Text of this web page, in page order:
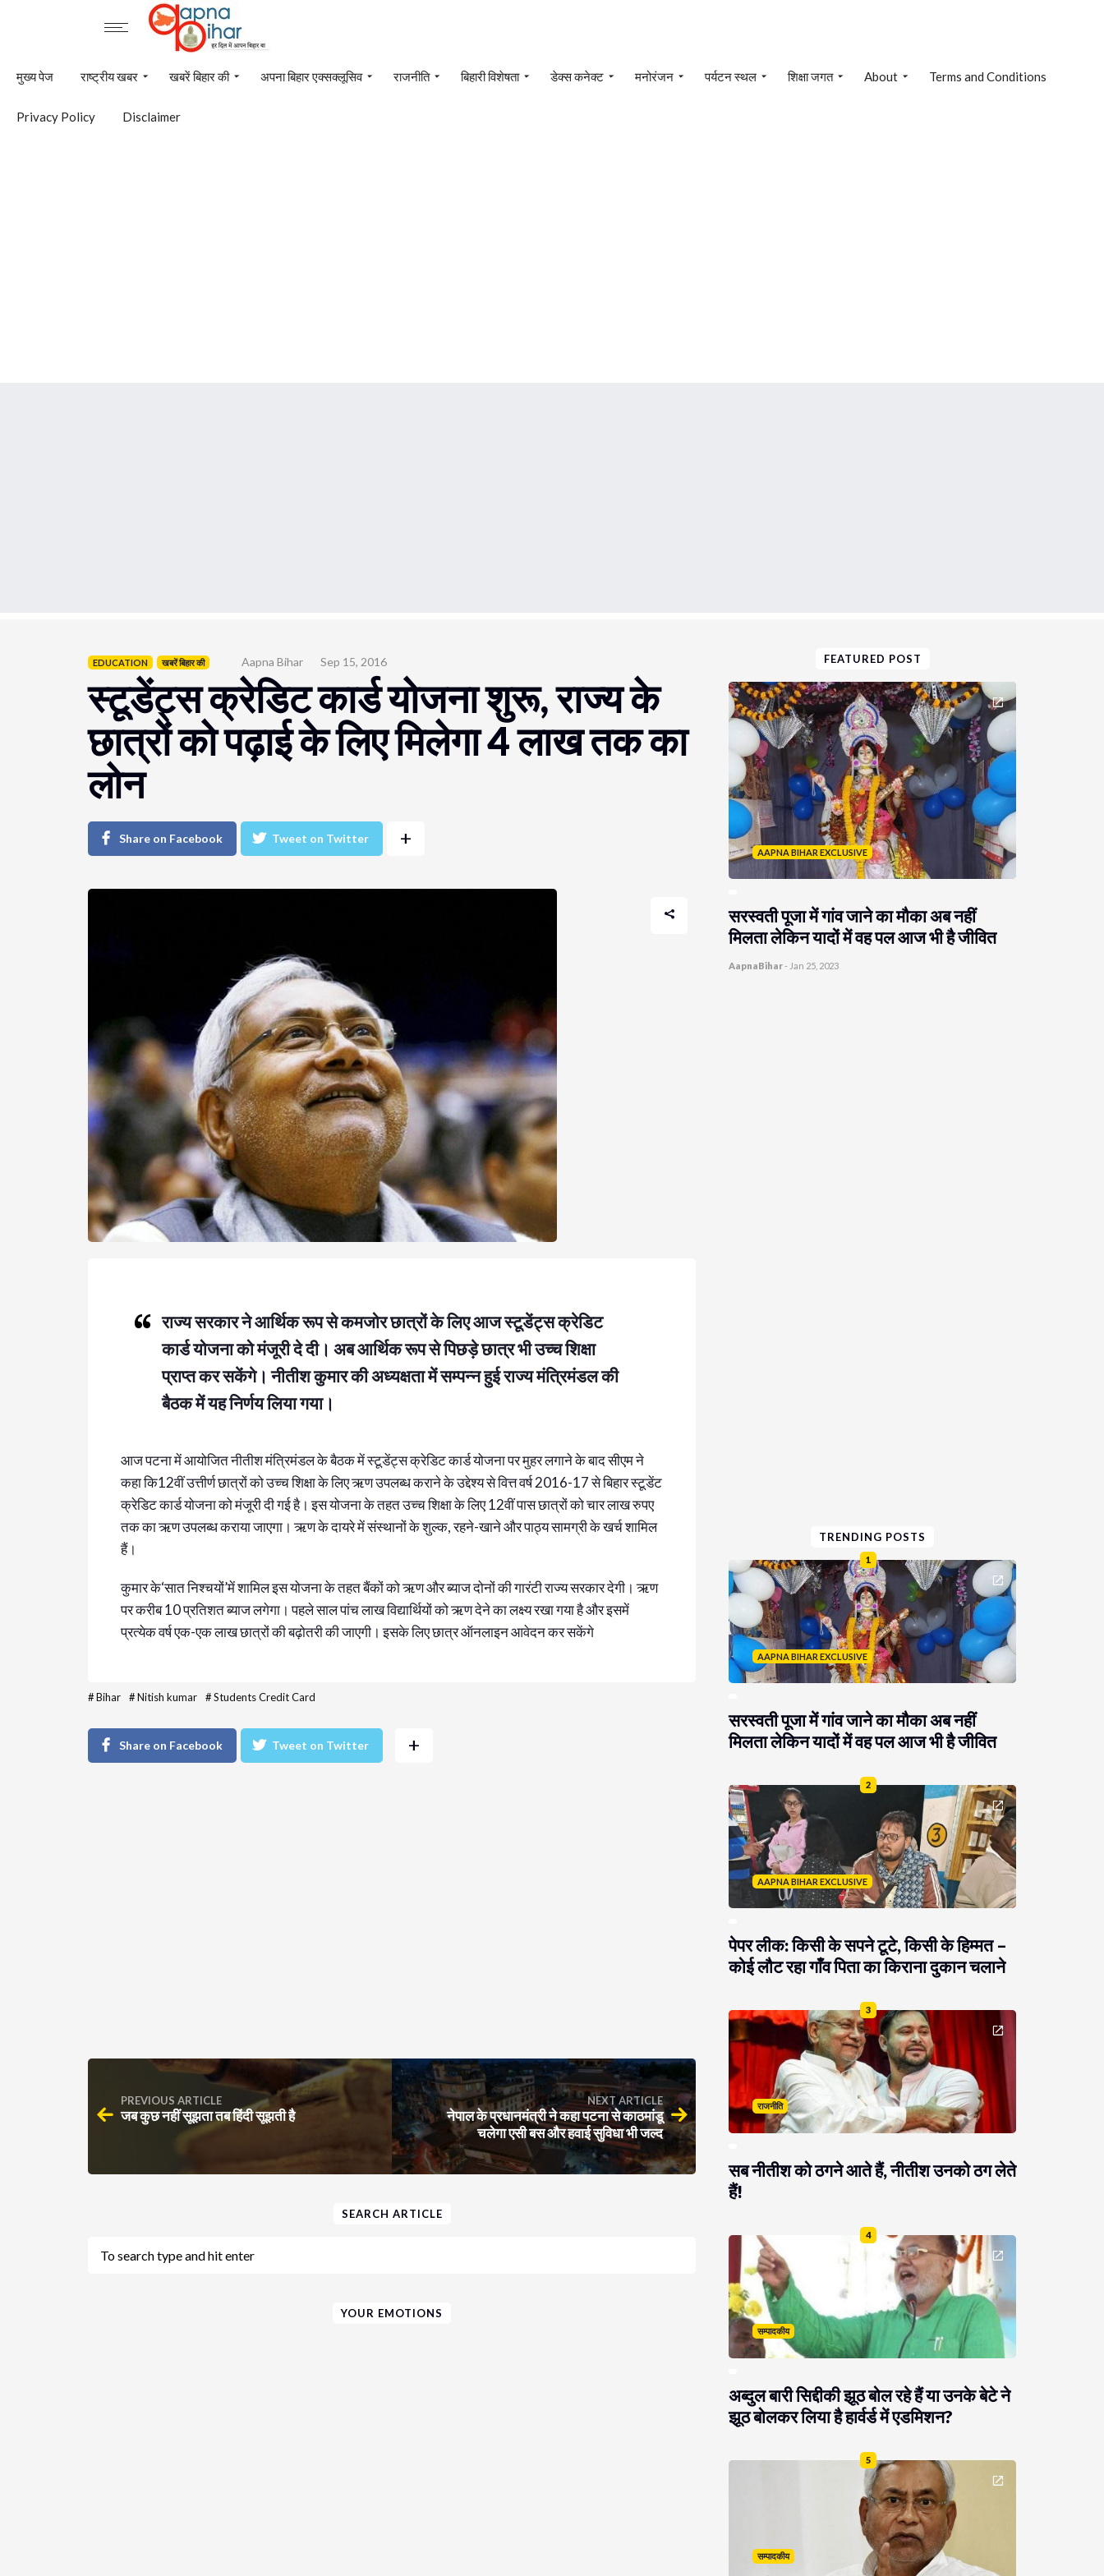
मुख्य पेज राष्ट्रीय खबर खबरें बिहार की अपना बिहार एक्सक्लूसिव राजनीति बिहारी विशेषता डेक्स कनेक्ट मनोरंजन पर्यटन स्थल शिक्षा जगत About Terms and Conditions
Privacy Policy Disclaimer
EDUCATION खबरें बिहार की Aapna Bihar Sep 15, 2016
स्टूडेंट्स क्रेडिट कार्ड योजना शुरू, राज्य के
छात्रों को पढ़ाई के लिए मिलेगा 4 लाख तक का
लोन
Share on Facebook Tweet on Twitter +
राज्य सरकार ने आर्थिक रूप से कमजोर छात्रों के लिए आज स्टूडेंट्स क्रेडिट
कार्ड योजना को मंजूरी दे दी। अब आर्थिक रूप से पिछड़े छात्र भी उच्च शिक्षा
प्राप्त कर सकेंगे। नीतीश कुमार की अध्यक्षता में सम्पन्न हुई राज्य मंत्रिमंडल की
बैठक में यह निर्णय लिया गया।
आज पटना में आयोजित नीतीश मंत्रिमंडल के बैठक में स्टूडेंट्स क्रेडिट कार्ड योजना पर मुहर लगाने के बाद सीएम ने
कहा कि12वीं उत्तीर्ण छात्रों को उच्च शिक्षा के लिए ऋण उपलब्ध कराने के उद्देश्य से वित्त वर्ष 2016-17 से बिहार स्टूडेंट
क्रेडिट कार्ड योजना को मंजूरी दी गई है। इस योजना के तहत उच्च शिक्षा के लिए 12वीं पास छात्रों को चार लाख रुपए
तक का ऋण उपलब्ध कराया जाएगा। ऋण के दायरे में संस्थानों के शुल्क, रहने-खाने और पाठ्य सामग्री के खर्च शामिल
हैं।
कुमार के‘सात निश्चयों’में शामिल इस योजना के तहत बैंकों को ऋण और ब्याज दोनों की गारंटी राज्य सरकार देगी। ऋण
पर करीब 10 प्रतिशत ब्याज लगेगा। पहले साल पांच लाख विद्यार्थियों को ऋण देने का लक्ष्य रखा गया है और इसमें
प्रत्येक वर्ष एक-एक लाख छात्रों की बढ़ोतरी की जाएगी। इसके लिए छात्र ऑनलाइन आवेदन कर सकेंगे
#Bihar #Nitish kumar #Students Credit Card
Share on Facebook Tweet on Twitter +
PREVIOUS ARTICLE
जब कुछ नहीं सूझता तब हिंदी सूझती है
NEXT ARTICLE
नेपाल के प्रधानमंत्री ने कहा पटना से काठमांडू
चलेगा एसी बस और हवाई सुविधा भी जल्द
SEARCH ARTICLE
YOUR EMOTIONS
FEATURED POST
AAPNA BIHAR EXCLUSIVE
सरस्वती पूजा में गांव जाने का मौका अब नहीं
मिलता लेकिन यादों में वह पल आज भी है जीवित
AapnaBihar- Jan 25, 2023
TRENDING POSTS
1
AAPNA BIHAR EXCLUSIVE
सरस्वती पूजा में गांव जाने का मौका अब नहीं
मिलता लेकिन यादों में वह पल आज भी है जीवित
2
AAPNA BIHAR EXCLUSIVE
पेपर लीक: किसी के सपने टूटे, किसी के हिम्मत –
कोई लौट रहा गाँव पिता का किराना दुकान चलाने
3
राजनीति
सब नीतीश को ठगने आते हैं, नीतीश उनको ठग लेते
हैं!
4
सम्पादकीय
अब्दुल बारी सिद्दीकी झूठ बोल रहे हैं या उनके बेटे ने
झूठ बोलकर लिया है हार्वर्ड में एडमिशन?
5
सम्पादकीय